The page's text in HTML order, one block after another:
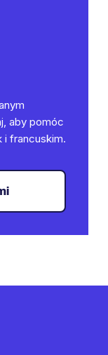
metadane i
aby pomóc
i francuskim.